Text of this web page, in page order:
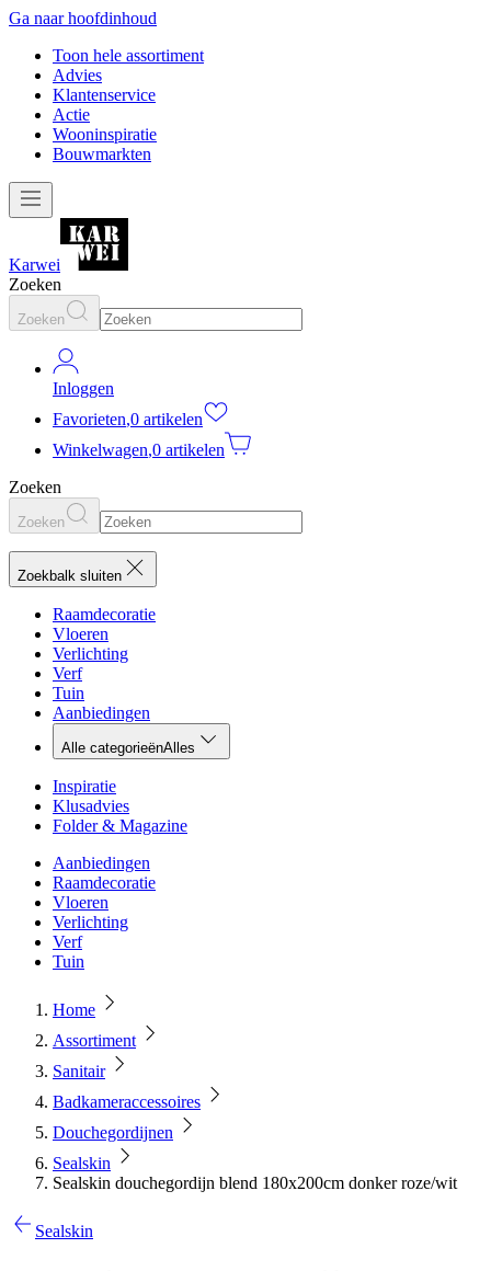
Ga naar hoofdinhoud
Toon hele assortiment
Advies
Klantenservice
Actie
Wooninspiratie
Bouwmarkten
Karwei
Zoeken
Zoeken
Inloggen
Favorieten,0 artikelen
Winkelwagen,0 artikelen
Zoeken
Zoeken
Zoekbalk sluiten
Raamdecoratie
Vloeren
Verlichting
Verf
Tuin
Aanbiedingen
Alle categorieënAlles
Inspiratie
Klusadvies
Folder & Magazine
Aanbiedingen
Raamdecoratie
Vloeren
Verlichting
Verf
Tuin
Home
Assortiment
Sanitair
Badkameraccessoires
Douchegordijnen
Sealskin
Sealskin douchegordijn blend 180x200cm donker roze/wit
Sealskin